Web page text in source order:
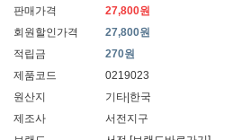
판매가격
27,800원
회원할인가격
27,800원
적립금
270원
제품코드
0219023
원산지
기타|한국
제조사
서전지구